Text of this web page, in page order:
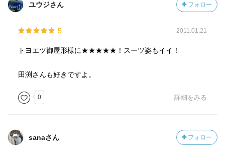
ユウジさん フォロー
5 2011.01.21
トヨエツ御屋形様に★★★★★！スーツ姿もイイ！
田渕さんも好きですよ。
0 詳細をみる
sanaさん フォロー